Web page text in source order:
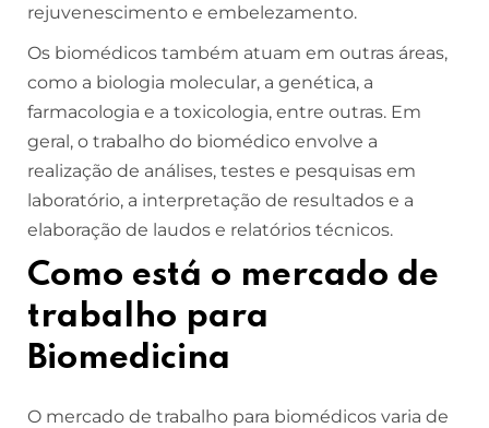
rejuvenescimento e embelezamento.
Os biomédicos também atuam em outras áreas,
como a biologia molecular, a genética, a
farmacologia e a toxicologia, entre outras. Em
geral, o trabalho do biomédico envolve a
realização de análises, testes e pesquisas em
laboratório, a interpretação de resultados e a
elaboração de laudos e relatórios técnicos.
Como está o mercado de
trabalho para
Biomedicina
O mercado de trabalho para biomédicos varia de